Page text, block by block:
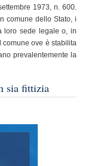
1973, n. 600.
comune dello Stato, i
loro sede legale o, in
comune ove è stabilita
prevalentemente la
sia fittizia